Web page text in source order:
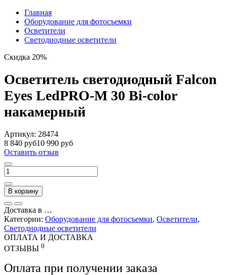
Главная
Оборудование для фотосъемки
Осветители
Светодиодные осветители
Скидка 20%
Осветитель светодиодный Falcon
Eyes LedPRO-M 30 Bi-color
накамерный
Артикул: 28474
8 840 руб10 990 руб
Оставить отзыв
В корзину
Доставка в …
Категории: Оборудование для фотосъемки, Осветители,
Светодиодные осветители
ОПЛАТА И ДОСТАВКА
ОТЗЫВЫ 0
Оплата при получении заказа